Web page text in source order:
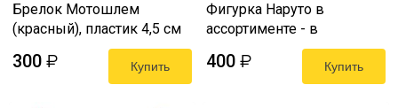
Брелок Мотошлем
(красный), пластик 4,5 см
300 ₽ Купить
Фигурка Наруто в
ассортименте - в
раменной (Naruto) 9-11 см
400 ₽ Купить